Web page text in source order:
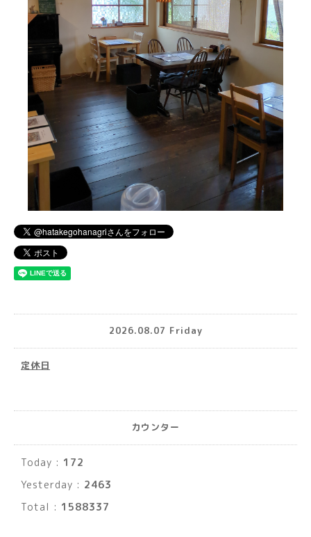
2026.08.07 Friday
定休日
カウンター
Today : 172
Yesterday : 2463
Total : 1588337